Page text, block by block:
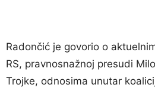
Radončić je govorio o
RS, pravnosnažnoj presudi
Trojke, odnosima unutar